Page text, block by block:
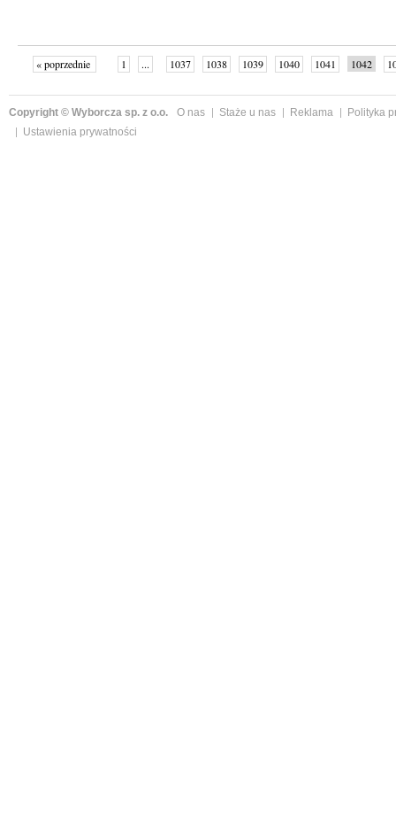
« poprzednie 1 ... 1037 1038 1039 1040 1041 1042
Copyright © Wyborcza sp. z o.o. O nas Staże u nas Reklama
Polityka
Ustawienia prywatności